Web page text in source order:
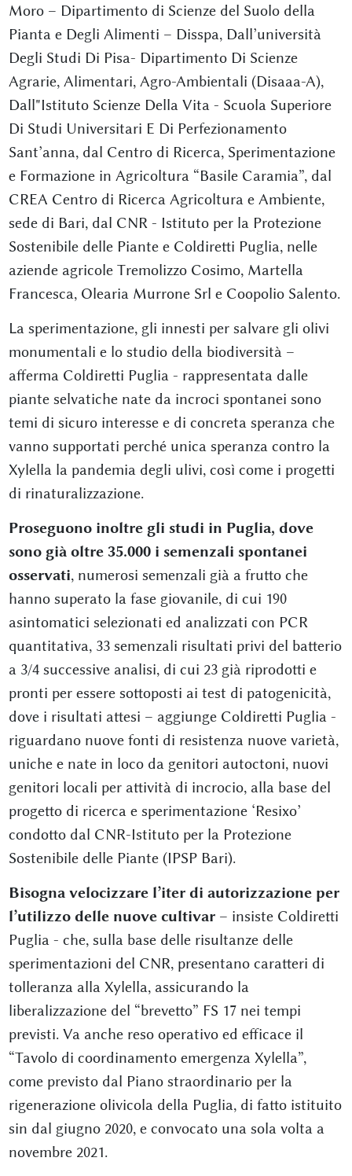
Moro – Dipartimento di Scienze del Suolo della
Pianta e Degli Alimenti – Disspa, Dall’università
Degli Studi Di Pisa- Dipartimento Di Scienze
Agrarie, Alimentari, Agro-Ambientali (Disaaa-A),
Dall"Istituto Scienze Della Vita - Scuola Superiore
Di Studi Universitari E Di Perfezionamento
Sant’anna, dal Centro di Ricerca, Sperimentazione
e Formazione in Agricoltura “Basile Caramia”, dal
CREA Centro di Ricerca Agricoltura e Ambiente,
sede di Bari, dal CNR - Istituto per la Protezione
Sostenibile delle Piante e Coldiretti Puglia, nelle
aziende agricole Tremolizzo Cosimo, Martella
Francesca, Olearia Murrone Srl e Coopolio Salento.
La sperimentazione, gli innesti per salvare gli olivi
monumentali e lo studio della biodiversità –
afferma Coldiretti Puglia - rappresentata dalle
piante selvatiche nate da incroci spontanei sono
temi di sicuro interesse e di concreta speranza che
vanno supportati perché unica speranza contro la
Xylella la pandemia degli ulivi, così come i progetti
di rinaturalizzazione.
Proseguono inoltre gli studi in Puglia, dove
sono già oltre 35.000 i semenzali spontanei
osservati, numerosi semenzali già a frutto che
hanno superato la fase giovanile, di cui 190
asintomatici selezionati ed analizzati con PCR
quantitativa, 33 semenzali risultati privi del batterio
a 3/4 successive analisi, di cui 23 già riprodotti e
pronti per essere sottoposti ai test di patogenicità,
dove i risultati attesi – aggiunge Coldiretti Puglia -
riguardano nuove fonti di resistenza nuove varietà,
uniche e nate in loco da genitori autoctoni, nuovi
genitori locali per attività di incrocio, alla base del
progetto di ricerca e sperimentazione ‘Resixo’
condotto dal CNR-Istituto per la Protezione
Sostenibile delle Piante (IPSP Bari).
Bisogna velocizzare l’iter di autorizzazione per
l’utilizzo delle nuove cultivar– insiste Coldiretti
Puglia - che, sulla base delle risultanze delle
sperimentazioni del CNR, presentano caratteri di
tolleranza alla Xylella, assicurando la
liberalizzazione del “brevetto” FS 17 nei tempi
previsti. Va anche reso operativo ed efficace il
“Tavolo di coordinamento emergenza Xylella”,
come previsto dal Piano straordinario per la
rigenerazione olivicola della Puglia, di fatto istituito
sin dal giugno 2020, e convocato una sola volta a
novembre 2021.